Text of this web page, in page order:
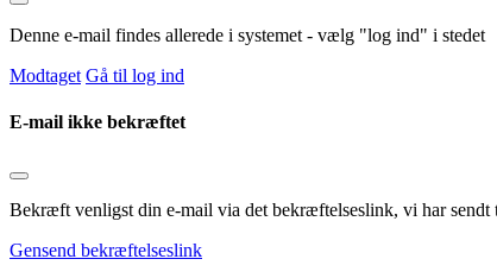
Denne e-mail findes allerede i systemet - vælg "log ind" i stedet
Modtaget Gå til log ind
E-mail ikke bekræftet
Bekræft venligst din e-mail via det bekræftelseslink, vi har
Gensend bekræftelseslink